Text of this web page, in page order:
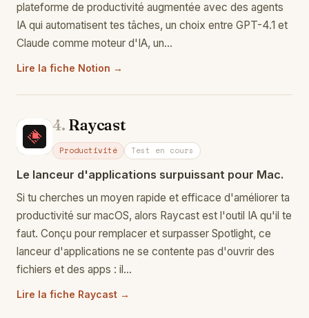
plateforme de productivité augmentée avec des agents
IA qui automatisent tes tâches, un choix entre GPT-4.1 et
Claude comme moteur d'IA, un…
Lire la fiche Notion →
Ra
4. Raycast
Productivité Test en cours
Le lanceur d'applications surpuissant pour Mac.
Si tu cherches un moyen rapide et efficace d'améliorer ta
productivité sur macOS, alors Raycast est l'outil IA qu'il te
faut. Conçu pour remplacer et surpasser Spotlight, ce
lanceur d'applications ne se contente pas d'ouvrir des
fichiers et des apps : il…
Lire la fiche Raycast →